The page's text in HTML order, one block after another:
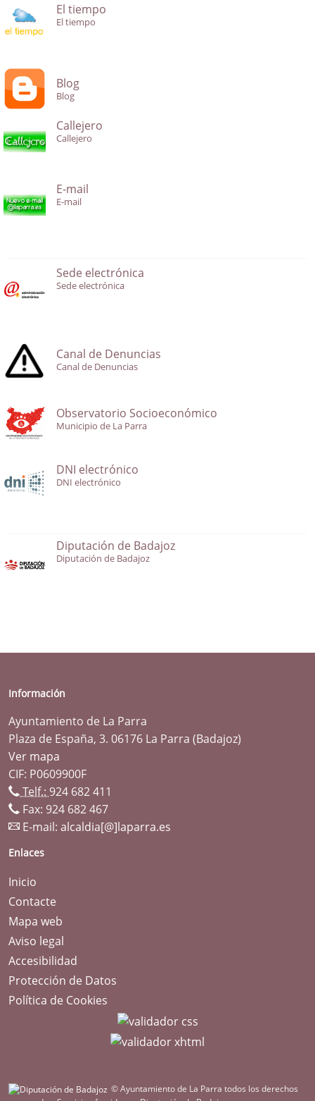
El tiempo
El tiempo
Blog
Blog
Callejero
Callejero
E-mail
E-mail
Sede electrónica
Sede electrónica
Canal de Denuncias
Canal de Denuncias
Observatorio Socioeconómico
Municipio de La Parra
DNI electrónico
DNI electrónico
Diputación de Badajoz
Diputación de Badajoz
Información
Ayuntamiento de La Parra
Plaza de España, 3. 06176 La Parra (Badajoz)
Ver mapa
CIF: P0609900F
Telf.: 924 682 411
Fax: 924 682 467
E-mail: alcaldia[@]laparra.es
Enlaces
Inicio
Contacte
Mapa web
Aviso legal
Accesibilidad
Protección de Datos
Política de Cookies
© Ayuntamiento de La Parra todos los derechos